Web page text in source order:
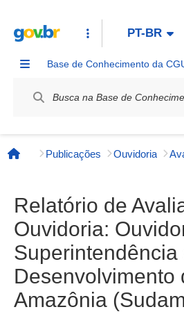
PT-BR
Base de Conhecimento da
Página inicial
Publicações Ouvidoria
Relatório de
Ouvidoria:
Superintendência
Desenvolvimento
Amazônia